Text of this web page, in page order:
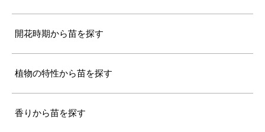
開花時期から苗を探す
植物の特性から苗を探す
香りから苗を探す